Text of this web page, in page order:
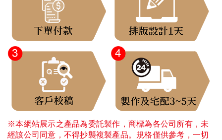
※本網站展示之產品為委託製作，商標為各公司所有，未
經該公司同意，不得抄襲複製產品。規格僅供參考，一切